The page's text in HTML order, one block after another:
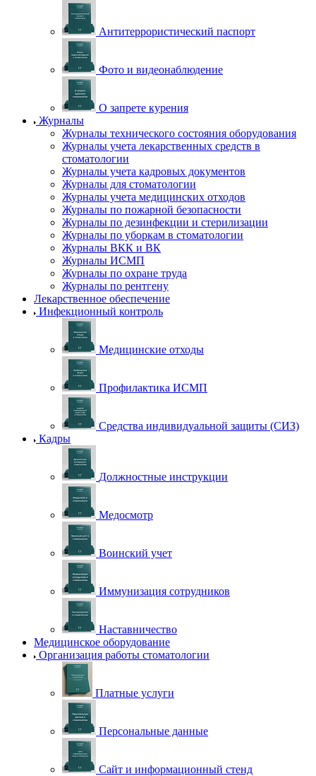
Антитеррористический паспорт
Фото и видеонаблюдение
О запрете курения
Журналы
Журналы технического состояния оборудования
Журналы учета лекарственных средств в
стоматологии
Журналы учета кадровых документов
Журналы для стоматологии
Журналы учета медицинских отходов
Журналы по пожарной безопасности
Журналы по дезинфекции и стерилизации
Журналы по уборкам в стоматологии
Журналы ВКК и ВК
Журналы ИСМП
Журналы по охране труда
Журналы по рентгену
Лекарственное обеспечение
Инфекционный контроль
Медицинские отходы
Профилактика ИСМП
Средства индивидуальной защиты (СИЗ)
Кадры
Должностные инструкции
Медосмотр
Воинский учет
Иммунизация сотрудников
Наставничество
Медицинское оборудование
Организация работы стоматологии
Платные услуги
Персональные данные
Сайт и информационный стенд